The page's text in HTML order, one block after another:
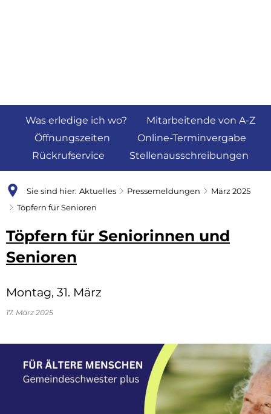
Was erledige ich wo?
Mitarbeitende von A-Z
Öffnungszeiten
Online-Terminvergabe
Rückrufservice
Stellenausschreibungen
Sie sind hier: Aktuelles Pressemeldungen
März 2025
Töpfern für Senioren
Töpfern für Seniorinnen und
Senioren
Montag, 31. März
17. März 2025